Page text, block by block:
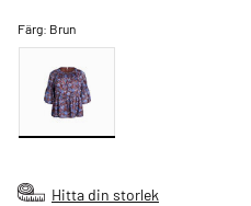
Färg: Brun
Hitta din storlek